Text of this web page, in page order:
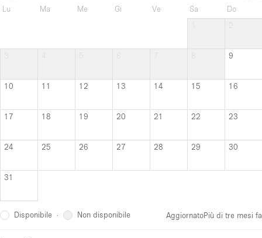
Lu
Ma Me Gi Ve Sa
Do
9
10 11 12 13 14 15 16
17 18 19 20 21 22 23
24 25 26 27 28 29 30
31
Disponibile · Non disponibile AggiornatoPiù di tre mesi fa